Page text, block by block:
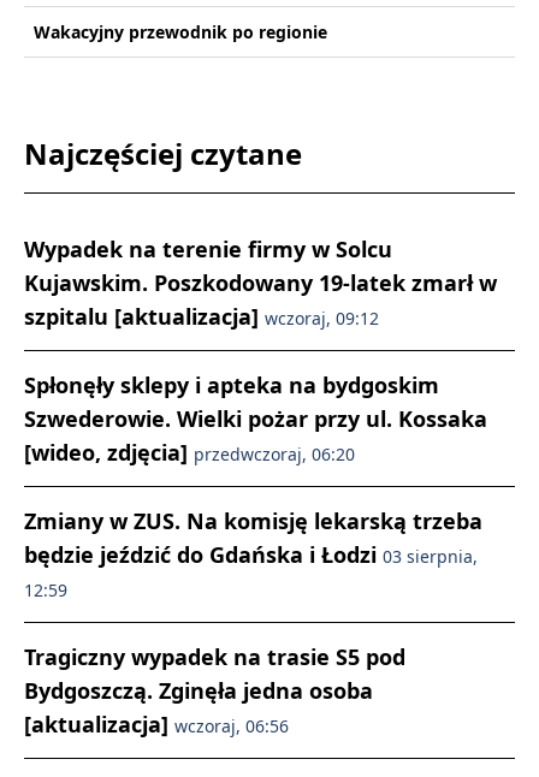
Wakacyjny przewodnik po regionie
Najczęściej czytane
Wypadek na terenie firmy w Solcu
Kujawskim. Poszkodowany 19-latek zmarł w
szpitalu [aktualizacja] wczoraj, 09:12
Spłonęły sklepy i apteka na bydgoskim
Szwederowie. Wielki pożar przy ul. Kossaka
[wideo, zdjęcia] przedwczoraj, 06:20
Zmiany w ZUS. Na komisję lekarską trzeba
będzie jeździć do Gdańska i Łodzi 03 sierpnia,
12:59
Tragiczny wypadek na trasie S5 pod
Bydgoszczą. Zginęła jedna osoba
[aktualizacja] wczoraj, 06:56